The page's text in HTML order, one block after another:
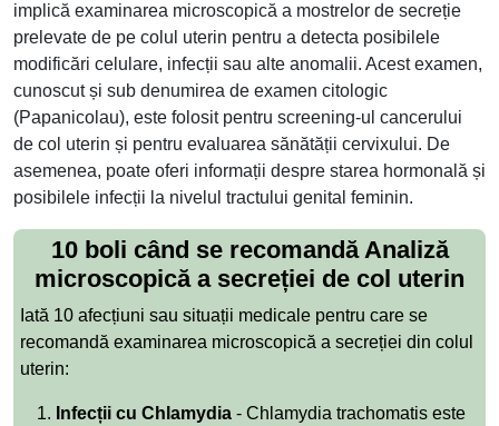
implică examinarea microscopică a mostrelor de secreție
prelevate de pe colul uterin pentru a detecta posibilele
modificări celulare, infecții sau alte anomalii. Acest examen,
cunoscut și sub denumirea de examen citologic
(Papanicolau), este folosit pentru screening-ul cancerului
de col uterin și pentru evaluarea sănătății cervixului. De
asemenea, poate oferi informații despre starea hormonală și
posibilele infecții la nivelul tractului genital feminin.
10 boli când se recomandă Analiză
microscopică a secreției de col uterin
Iată 10 afecțiuni sau situații medicale pentru care se
recomandă examinarea microscopică a secreției din colul
uterin:
Infecții cu Chlamydia - Chlamydia trachomatis este